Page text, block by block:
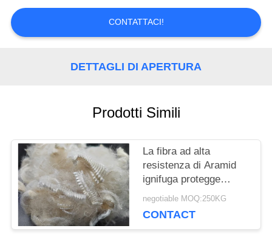
NOTIZIE
DEL
SITO
PRIVACY
CONTATTACI!
DETTAGLI DI APERTURA
Prodotti Simili
La fibra ad alta
resistenza di Aramid
ignifuga protegge
l'abbigliamento
negotiable MOQ:250KG
CONTACT